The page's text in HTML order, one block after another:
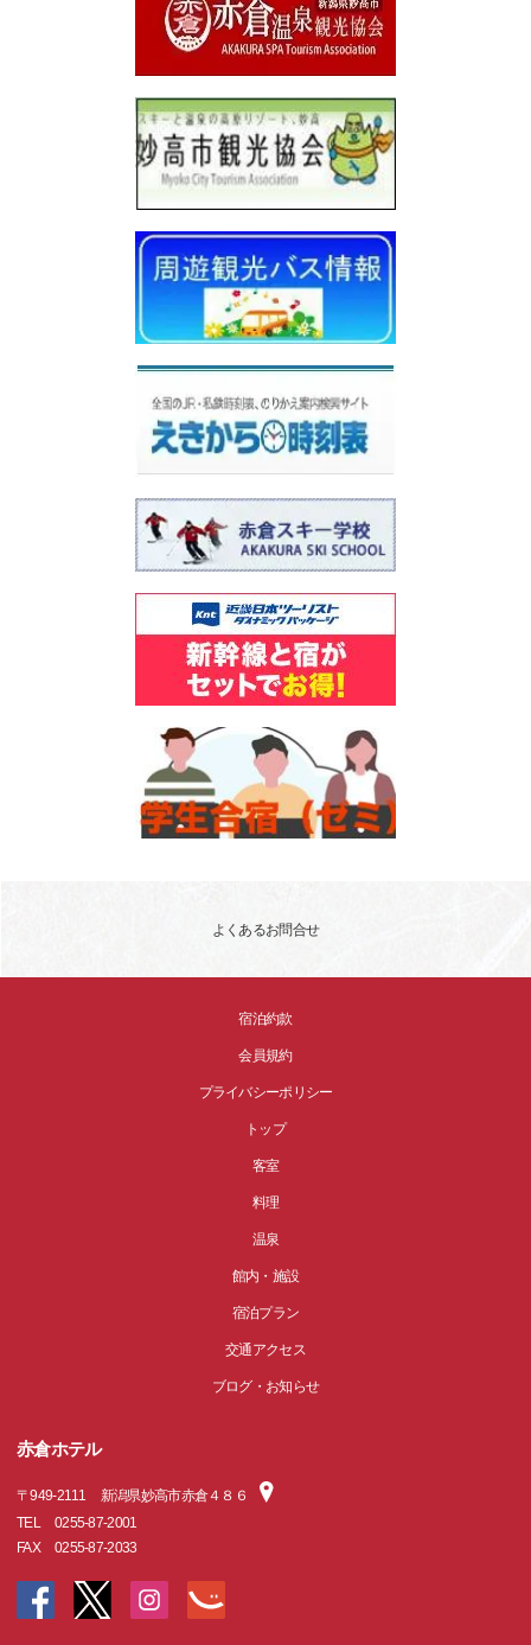
よくあるお問合せ
宿泊約款
会員規約
プライバシーポリシー
トップ
客室
料理
温泉
館内・施設
宿泊プラン
交通アクセス
ブログ・お知らせ
赤倉ホテル
〒949-2111
新潟県妙高市赤倉４８６
TEL
0255-87-2001
FAX
0255-87-2033